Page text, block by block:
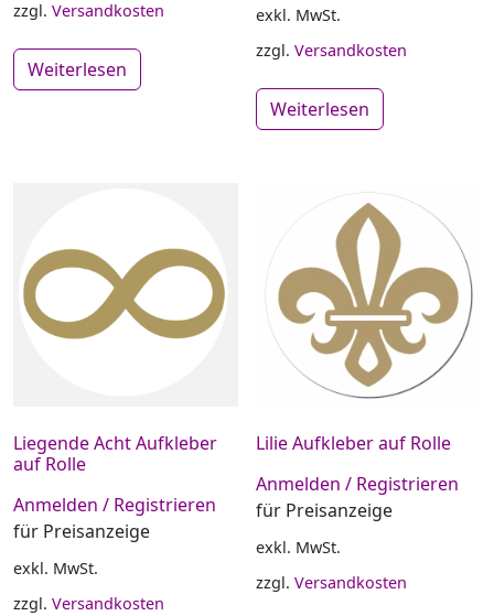
zzgl. Versandkosten
Weiterlesen
exkl. MwSt.
zzgl.Versandkosten
Weiterlesen
Liegende Acht Aufkleber
auf Rolle
Anmelden / Registrieren
für Preisanzeige
exkl. MwSt.
zzgl. Versandkosten
Lilie Aufkleber auf Rolle
Anmelden / Registrieren
für Preisanzeige
exkl. MwSt.
zzgl.Versandkosten